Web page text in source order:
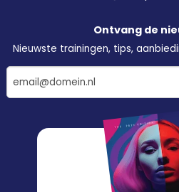
Ontvang de
Nieuwste trainingen, tips,